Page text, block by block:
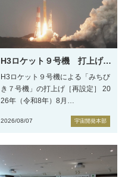
H3ロケット９号機 打上げ…
H3ロケット９号機による「みちび
き７号機」の打上げ［再設定］ 20
26年（令和8年）8月 …
2026/08/07 宇宙開発本部